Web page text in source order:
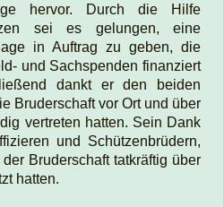
hervor. Durch die Hilfe
sei es gelungen, eine
in Auftrag zu geben, die
und Sachspenden finanziert
dankt er den beiden
Bruderschaft vor Ort und über
vertreten hatten. Sein Dank
und Schützenbrüdern,
Bruderschaft tatkräftig über
hatten.